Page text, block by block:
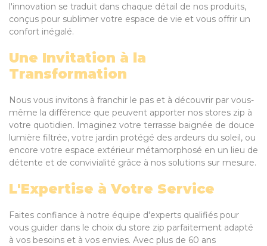
l'innovation se traduit dans chaque détail de nos produits,
conçus pour sublimer votre espace de vie et vous offrir un
confort inégalé.
Une Invitation à la
Transformation
Nous vous invitons à franchir le pas et à découvrir par vous-
même la différence que peuvent apporter nos stores zip à
votre quotidien. Imaginez votre terrasse baignée de douce
lumière filtrée, votre jardin protégé des ardeurs du soleil, ou
encore votre espace extérieur métamorphosé en un lieu de
détente et de convivialité grâce à nos solutions sur mesure.
L'Expertise à Votre Service
Faites confiance à notre équipe d'experts qualifiés pour
vous guider dans le choix du store zip parfaitement adapté
à vos besoins et à vos envies. Avec plus de 60 ans